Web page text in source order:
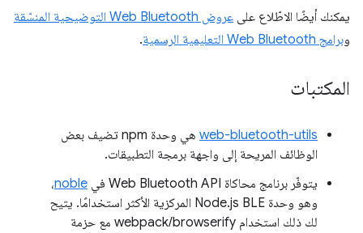
يمكنك أيضًا الاطّلاع على عروض Web Bluetooth التوضيحية المنسّقة
وبرامج Web Bluetooth التعليمية الرسمية .
المكتبات
web-bluetooth-utils
هي وحدة npm تضيف بعض
الوظائف المريحة إلى واجهة برمجة التطبيقات.
يتوفّر برنامج محاكاة Web Bluetooth API في
noble،
وهو وحدة Node.js BLE المركزية الأكثر استخدامًا. يتيح
لك ذلك استخدام webpack/browserify مع حزمة